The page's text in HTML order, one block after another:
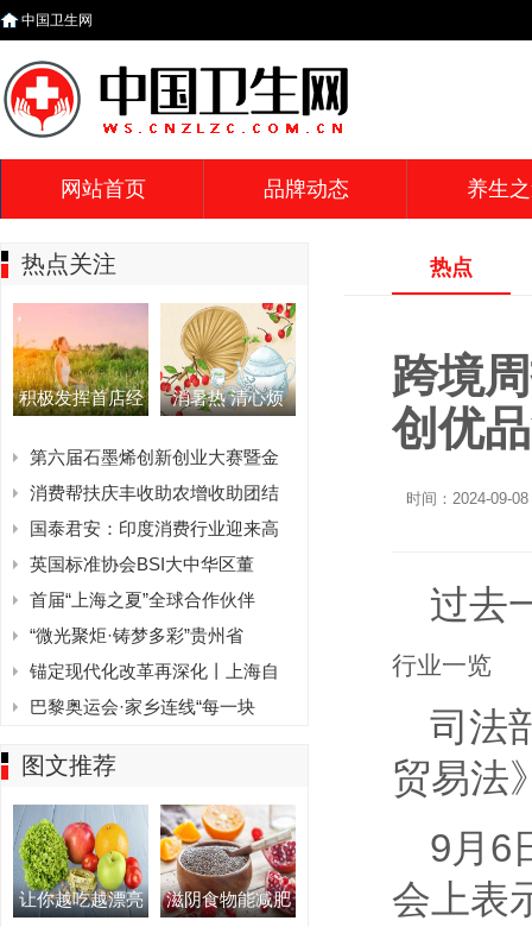
中国卫生网
网站首页 品牌动态 养生
热点关注
积极发挥首店经 消暑热 清心烦
第六届石墨烯创新创业大赛暨金
消费帮扶庆丰收助农增收助团结
国泰君安：印度消费行业迎来高
英国标准协会BSI大中华区董
首届“上海之夏”全球合作伙伴
“微光聚炬·铸梦多彩”贵州省
锚定现代化改革再深化丨上海自
巴黎奥运会·家乡连线“每一块
图文推荐
让你越吃越漂亮 滋阴食物能减肥
热点
跨境
创优
时间：2024-09-
过去
行业一览
司法
贸易法
9月6
会上表